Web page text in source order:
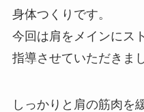
身体つくりです。
今回は肩をメインにス
指導させていただきま
しっかりと肩の筋肉を